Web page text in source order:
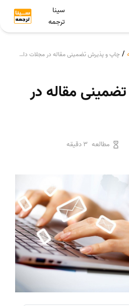
سینا
ترجمه
/ چاپ و پذیرش تضمینی مقاله در مجلات داخلی
مقاله در
مطالعه 3 دقیقه